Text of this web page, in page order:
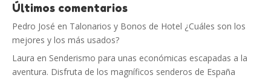
Últimos comentarios
Pedro José en Talonarios y Bonos de Hotel ¿Cuáles son los
mejores y los más usados?
Laura en Senderismo para unas económicas escapadas a la
aventura. Disfruta de los magníficos senderos de España